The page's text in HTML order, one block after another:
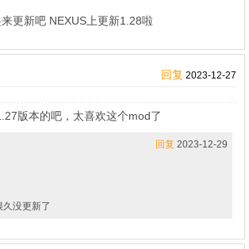
更新吧 NEXUS上更新1.28啦
回复 2023-12-27
版本的吧，太喜欢这个mod了
回复 2023-12-29
没更新了